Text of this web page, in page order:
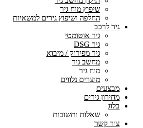
שיפוץ מוח גיר
החלפה ושיפוץ גירים למשאיות
גיר לרכב
גיר אוטומטי
גיר DSG
גיר מפירוק / מיבוא
מחשב גיר
מוח גיר
מוצרים נלווים
מבצעים
מחירון גירים
בלוג
שאלות ותשובות
צור קשר